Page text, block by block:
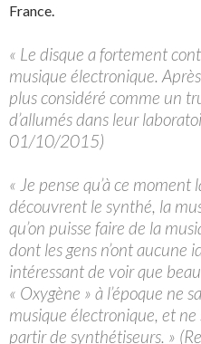
France.
« Le disque a fortement
musique électronique.
plus considéré comme un
d’allumés dans leur
01/10/2015)
« Je pense qu’à ce moment
découvrent le synthé, la
qu’on puisse faire de la
dont les gens n’ont aucune
intéressant de voir que
« Oxygène » à l’époque ne
musique électronique, et ne
partir de synthétiseurs. »